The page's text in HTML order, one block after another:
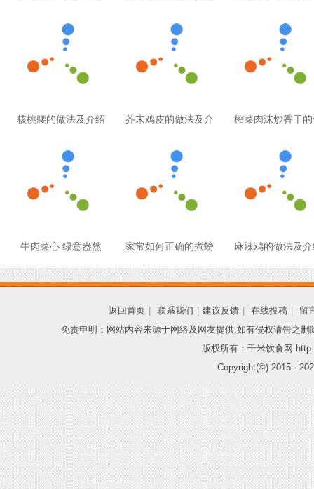
核桃腰的做法及介绍 芥末鸡皮的做法及介 榨菜肉沫炒香干
牛肉菜心 绿意盎然 家常如何正确的煮螃 麻辣鸡的做法及
返回首页 联系我们 建议反馈 在线投稿
留
免责申明：网站内容来源于网络及网友提供,如有侵权请告之
版权所有：千米饮食网
Copyright(©) 2015 -